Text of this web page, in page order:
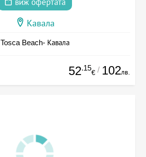
виж офертата
Кавала
Tosca Beach- Кавала
52.15
€ / 102лв.